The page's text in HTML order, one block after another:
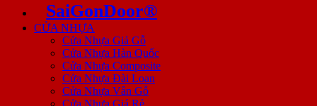
SaiGonDoor®
CỬA NHỰA
Cửa Nhựa Giả Gỗ
Cửa Nhựa Hàn Quốc
Cửa Nhựa Composite
Cửa Nhựa Đài Loan
Cửa Nhựa Vân Gỗ